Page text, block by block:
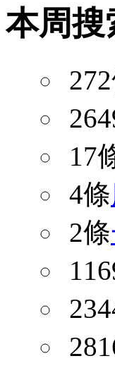
本周搜
17
4條
2條